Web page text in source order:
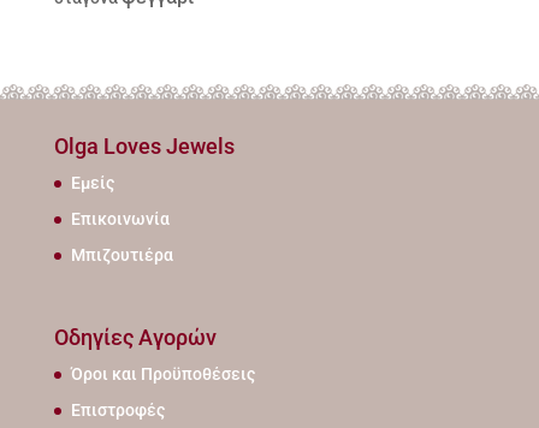
Olga Loves Jewels
Εμείς
Επικοινωνία
Μπιζουτιέρα
Οδηγίες Αγορών
Όροι και Προϋποθέσεις
Επιστροφές